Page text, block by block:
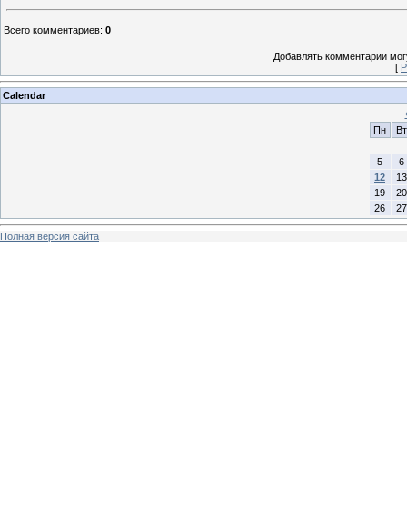
Всего комментариев: 0
Добавлять комментарии
[
Calendar
Пн
Вт
5
6
12
13
19
20
26
27
Полная версия сайта